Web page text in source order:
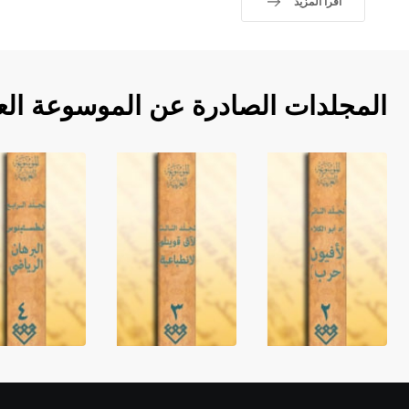
المجلدات الصادرة عن الموسوعة